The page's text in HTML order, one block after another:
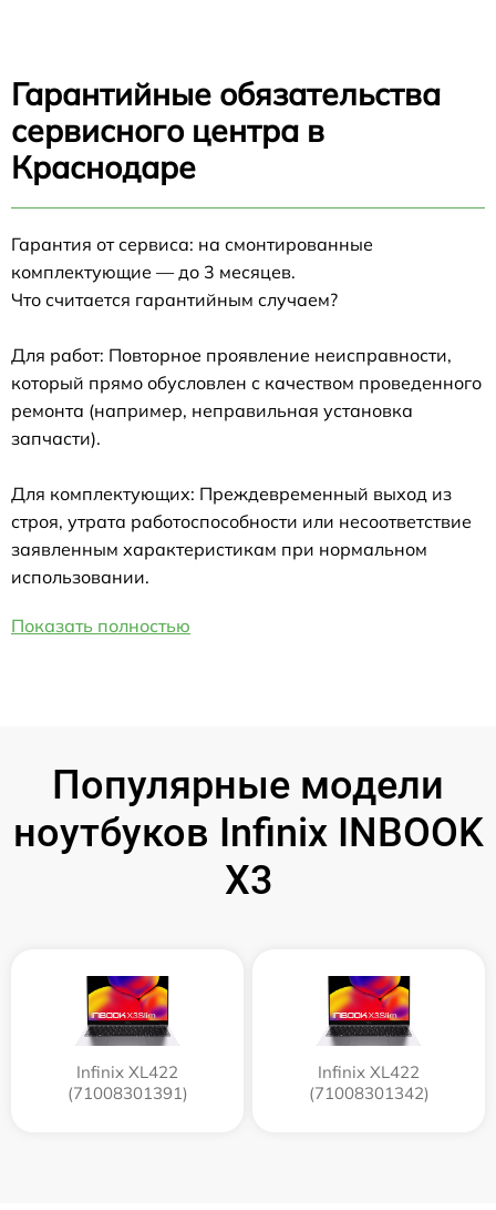
Гарантийные обязательства
сервисного центра в
Краснодаре
Гарантия от сервиса: на смонтированные
комплектующие — до 3 месяцев.
Что считается гарантийным случаем?
Для работ: Повторное проявление неисправности,
который прямо обусловлен с качеством проведенного
ремонта (например, неправильная установка
запчасти).
Для комплектующих: Преждевременный выход из
строя, утрата работоспособности или несоответствие
заявленным характеристикам при нормальном
использовании.
Показать полностью
Популярные модели
ноутбуков Infinix INBOOK
X3
Infinix XL422
(71008301391)
Infinix XL422
(71008301342)